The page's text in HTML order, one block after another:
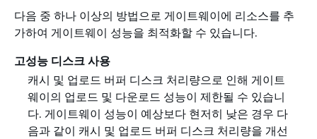
다음 중 하나 이상의 방법으로 게이트웨이에 리소스를 추
가하여 게이트웨이 성능을 최적화할 수 있습니다.
고성능 디스크 사용
캐시 및 업로드 버퍼 디스크 처리량으로 인해 게이트
웨이의 업로드 및 다운로드 성능이 제한될 수 있습니
다. 게이트웨이 성능이 예상보다 현저히 낮은 경우 다
음과 같이 캐시 및 업로드 버퍼 디스크 처리량을 개선